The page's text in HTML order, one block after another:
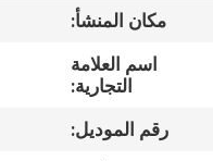
معلومات
جولة
مكان المنشأ:
اسم العلامة
التجارية:
رقم الموديل: